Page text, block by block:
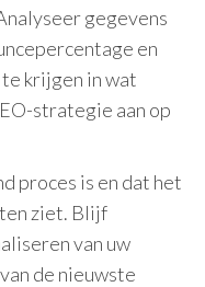
gegevens
en
krijgen in wat
strategie aan op
proces is en dat het
ziet. Blijf
van uw
de nieuwste